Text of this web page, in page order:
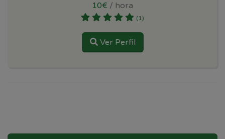
10€ / hora
(1)
Ver Perfil